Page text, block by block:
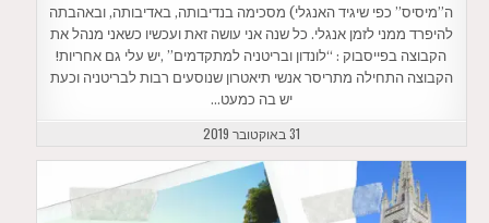
ה”מיסיס” כפי שיגיד האנגלי) מסכימה בנדיבותה, באדיבותה, ובאהבתה
להיפרד ממני לזמן אנגלי. כל שנה אני עושה זאת ועכשיו כשאני מנהל את
הקבוצה בפייסבוק : “לונדון ובריטניה למתקדמים” ,יש עלי גם אחריות!
הקבוצה התחילה מתריסר אנשי תיאטרון שנוסעים רבות לבריטניה וכעת
יש בה כמעט…
31 באוקטובר 2019